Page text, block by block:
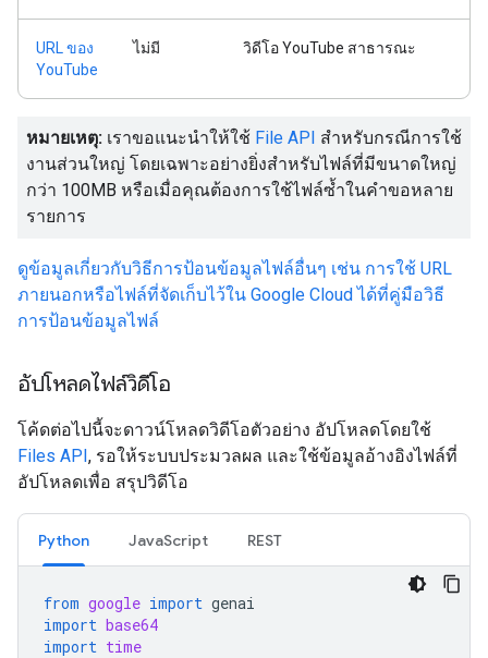
URL ของ
YouTube
ไม่มี วิดีโอ YouTube สาธารณะ
หมายเหตุ: เราขอแนะนำให้ใช้ File API สำหรับกรณีการใช้
งานส่วนใหญ่ โดยเฉพาะอย่างยิ่งสำหรับไฟล์ที่มีขนาดใหญ่
กว่า 100MB หรือเมื่อคุณต้องการใช้ไฟล์ซ้ำในคำขอหลาย
รายการ
ดูข้อมูลเกี่ยวกับวิธีการป้อนข้อมูลไฟล์อื่นๆ เช่น การใช้ URL
ภายนอกหรือไฟล์ที่จัดเก็บไว้ใน Google Cloud ได้ที่คู่มือวิธี
การป้อนข้อมูลไฟล์
อัปโหลดไฟล์วิดีโอ
โค้ดต่อไปนี้จะดาวน์โหลดวิดีโอตัวอย่าง อัปโหลดโดยใช้
Files API, รอให้ระบบประมวลผล และใช้ข้อมูลอ้างอิงไฟล์ที่
อัปโหลดเพื่อ สรุปวิดีโอ
Python JavaScript REST
from google import genai
import base64
import time